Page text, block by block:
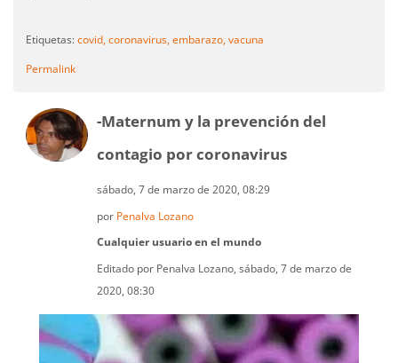
Etiquetas:covid, coronavirus, embarazo, vacuna
Permalink
-Maternum y la prevención del
contagio por coronavirus
sábado, 7 de marzo de 2020, 08:29
por Penalva Lozano
Cualquier usuario en el mundo
Editado por Penalva Lozano, sábado, 7 de marzo de
2020, 08:30